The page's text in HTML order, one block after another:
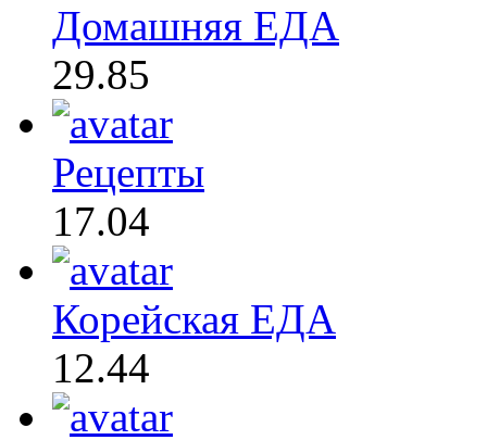
Домашняя ЕДА
29.85
Рецепты
17.04
Корейская ЕДА
12.44